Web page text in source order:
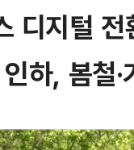
지털 전
하, 봄철